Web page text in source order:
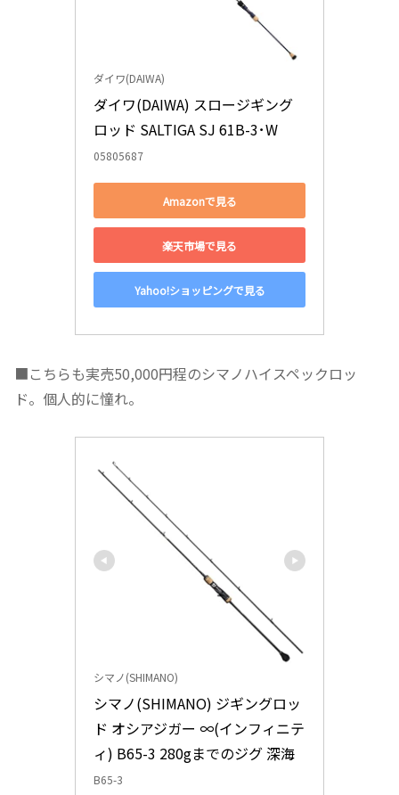
ダイワ(DAIWA)
ダイワ(DAIWA) スロージギング
ロッド SALTIGA SJ 61B-3･W
05805687
Amazonで見る
楽天市場で見る
Yahoo!ショッピングで見る
■こちらも実売50,000円程のシマノハイスペックロッ
ド。個人的に憧れ。
シマノ(SHIMANO)
シマノ(SHIMANO) ジギングロッ
ド オシアジガー ∞(インフィニテ
ィ) B65-3 280gまでのジグ 深海
B65-3